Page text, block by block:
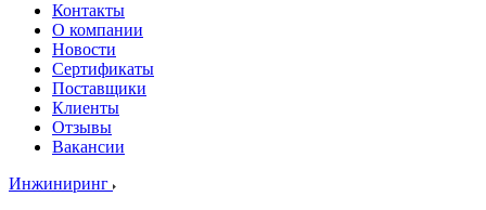
Контакты
О компании
Новости
Сертификаты
Поставщики
Клиенты
Отзывы
Вакансии
Инжиниринг